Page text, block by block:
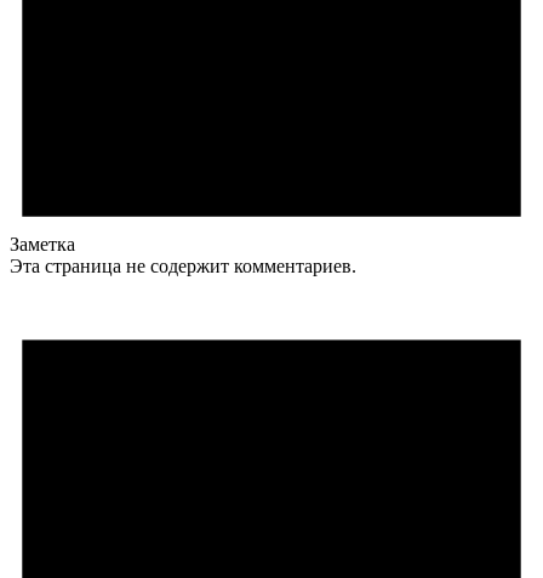
Заметка
Эта страница не содержит комментариев.